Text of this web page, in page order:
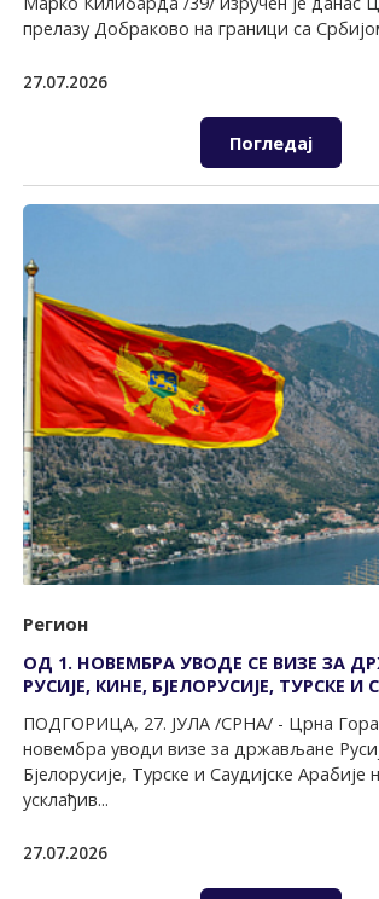
прелазу Добраково на граници са
27.07.2026
Погледај
Регион
ОД 1. НОВЕМБРА УВОДЕ СЕ ВИЗЕ ЗА
РУСИЈЕ, КИНЕ, БЈЕЛОРУСИЈЕ, ТУРСКЕ И
ПОДГОРИЦА, 27. ЈУЛА /СРНА/ - Црна
новембра уводи визе за држављане
Бјелорусије, Турске и Саудијске Арабије
усклађив...
27.07.2026